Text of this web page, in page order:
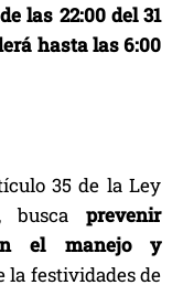
las 22:00 del 31
hasta las 6:00
35 de la Ley
busca prevenir
el manejo y
la festividades de